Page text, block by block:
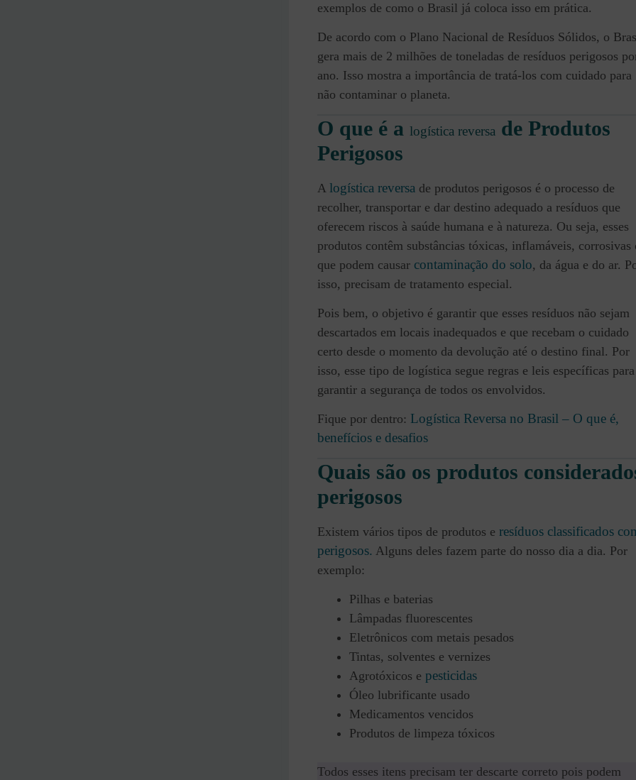
exemplos de como o Brasil já coloca isso em prática.
De acordo com o Plano Nacional de Resíduos Sólidos, o
gera mais de 2 milhões de toneladas de resíduos perigosos
ano. Isso mostra a importância de tratá-los com cuidado para
não contaminar o planeta.
O que é a logística reversa de Produtos
Perigosos
A logística reversa de produtos perigosos é o processo de
recolher, transportar e dar destino adequado a resíduos que
oferecem riscos à saúde humana e à natureza. Ou seja, esses
produtos contêm substâncias tóxicas, inflamáveis, corrosivas
que podem causar contaminação do solo, da água e do ar.
isso, precisam de tratamento especial.
Pois bem, o objetivo é garantir que esses resíduos não sejam
descartados em locais inadequados e que recebam o cuidado
certo desde o momento da devolução até o destino final. Por
isso, esse tipo de logística segue regras e leis específicas para
garantir a segurança de todos os envolvidos.
Fique por dentro: Logística Reversa no Brasil – O que é,
benefícios e desafios
Quais são os produtos
perigosos
Existem vários tipos de produtos e resíduos classificados
perigosos. Alguns deles fazem parte do nosso dia a dia. Por
exemplo:
Pilhas e baterias
Lâmpadas fluorescentes
Eletrônicos com metais pesados
Tintas, solventes e vernizes
Agrotóxicos e pesticidas
Óleo lubrificante usado
Medicamentos vencidos
Produtos de limpeza tóxicos
Todos esses itens precisam ter descarte correto pois podem